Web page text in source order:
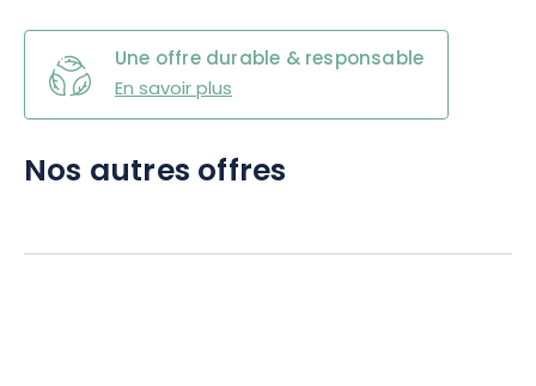
Une offre durable & responsable
En savoir plus
Nos autres offres